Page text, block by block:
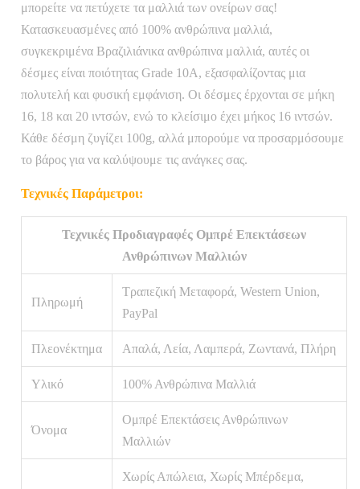
μπορείτε να πετύχετε τα μαλλιά των ονείρων σας!
Κατασκευασμένες από 100% ανθρώπινα μαλλιά,
συγκεκριμένα Βραζιλιάνικα ανθρώπινα μαλλιά, αυτές οι
δέσμες είναι ποιότητας Grade 10A, εξασφαλίζοντας μια
πολυτελή και φυσική εμφάνιση. Οι δέσμες έρχονται σε μήκη
16, 18 και 20 ιντσών, ενώ το κλείσιμο έχει μήκος 16 ιντσών.
Κάθε δέσμη ζυγίζει 100g, αλλά μπορούμε να προσαρμόσουμε
το βάρος για να καλύψουμε τις ανάγκες σας.
Τεχνικές Παράμετροι:
Τεχνικές Προδιαγραφές Ομπρέ Επεκτάσεων
Ανθρώπινων Μαλλιών
Πληρωμή
Τραπεζική Μεταφορά, Western Union,
PayPal
Πλεονέκτημα Απαλά, Λεία, Λαμπερά, Ζωντανά, Πλήρη
Υλικό 100% Ανθρώπινα Μαλλιά
Όνομα
Ομπρέ Επεκτάσεις Ανθρώπινων
Μαλλιών
Χωρίς Απώλεια, Χωρίς Μπέρδεμα,